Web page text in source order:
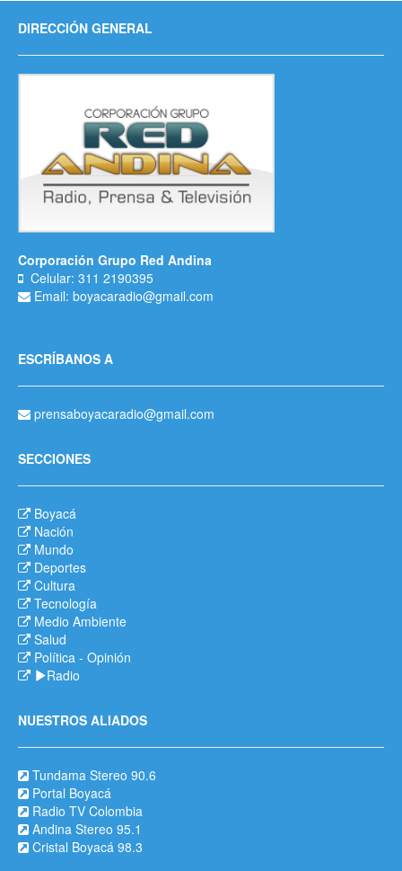
DIRECCIÓN GENERAL
Corporación Grupo Red Andina
Celular: 311 2190395
Email: boyacaradio@gmail.com
ESCRÍBANOS A
prensaboyacaradio@gmail.com
SECCIONES
Boyacá
Nación
Mundo
Deportes
Cultura
Tecnología
Medio Ambiente
Salud
Política - Opinión
Radio
NUESTROS ALIADOS
Tundama Stereo 90.6
Portal Boyacá
Radio TV Colombia
Andina Stereo 95.1
Cristal Boyacá 98.3